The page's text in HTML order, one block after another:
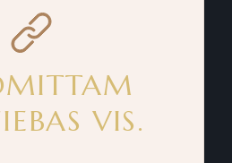
VIS.